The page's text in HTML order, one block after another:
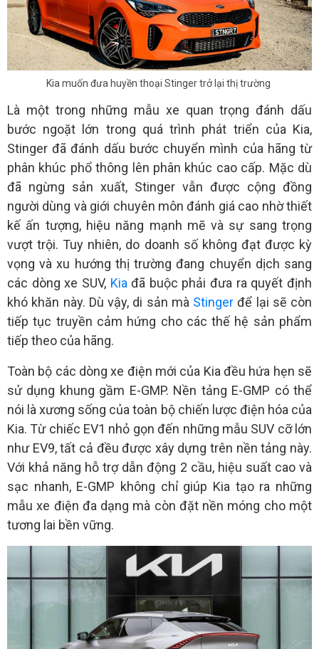
Kia muốn đưa huyền thoại Stinger trở lại thị trường
Là một trong những mẫu xe quan trọng đánh dấu
bước ngoặt lớn trong quá trình phát triển của Kia,
Stinger đã đánh dấu bước chuyển mình của hãng từ
phân khúc phổ thông lên phân khúc cao cấp. Mặc dù
đã ngừng sản xuất, Stinger vẫn được cộng đồng
người dùng và giới chuyên môn đánh giá cao nhờ thiết
kế ấn tượng, hiệu năng mạnh mẽ và sự sang trọng
vượt trội. Tuy nhiên, do doanh số không đạt được kỳ
vọng và xu hướng thị trường đang chuyển dịch sang
các dòng xe SUV, Kiađã buộc phải đưa ra quyết định
khó khăn này. Dù vậy, di sản mà Stinger để lại sẽ còn
tiếp tục truyền cảm hứng cho các thế hệ sản phẩm
tiếp theo của hãng.
Toàn bộ các dòng xe điện mới của Kia đều hứa hẹn sẽ
sử dụng khung gầm E-GMP. Nền tảng E-GMP có thể
nói là xương sống của toàn bộ chiến lược điện hóa của
Kia. Từ chiếc EV1 nhỏ gọn đến những mẫu SUV cỡ lớn
như EV9, tất cả đều được xây dựng trên nền tảng này.
Với khả năng hỗ trợ dẫn động 2 cầu, hiệu suất cao và
sạc nhanh, E-GMP không chỉ giúp Kia tạo ra những
mẫu xe điện đa dạng mà còn đặt nền móng cho một
tương lai bền vững.